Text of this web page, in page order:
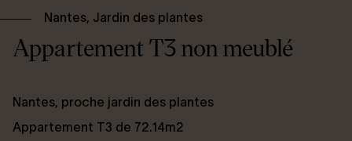
Nantes, Jardin des plantes
Appartement T3 non meublé
Nantes, proche jardin des plantes
Appartement T3 de 72.14m2